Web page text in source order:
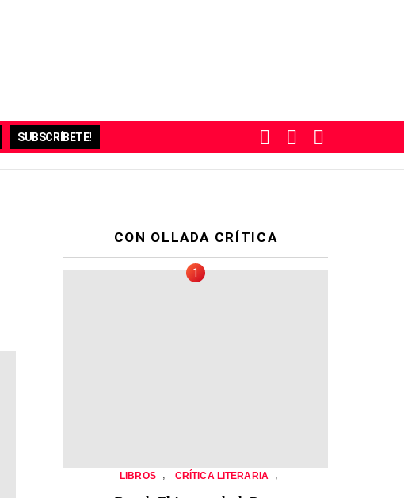
SUBSCRÍBETE!
SWITCH
SKIN
BUSCAR
CON OLLADA CRÍTICA
LIBROS , CRÍTICA LITERARIA ,